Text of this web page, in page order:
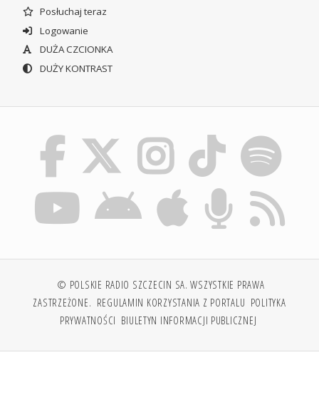
Posłuchaj teraz
Logowanie
DUŻA CZCIONKA
DUŻY KONTRAST
© POLSKIE RADIO SZCZECIN SA. WSZYSTKIE PRAWA
ZASTRZEŻONE. REGULAMIN KORZYSTANIA Z PORTALU POLITYKA
PRYWATNOŚCI BIULETYN INFORMACJI PUBLICZNEJ